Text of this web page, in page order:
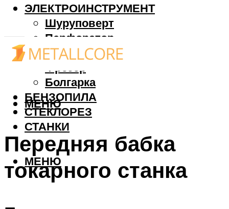
ЭЛЕКТРОИНСТРУМЕНТ
Шуруповерт
Перфоратор
Дрель
Фрезер
Болгарка
БЕНЗОПИЛА
СТЕКЛОРЕЗ
СТАНКИ
МЕНЮ
МЕНЮ
Передняя бабка
токарного станка